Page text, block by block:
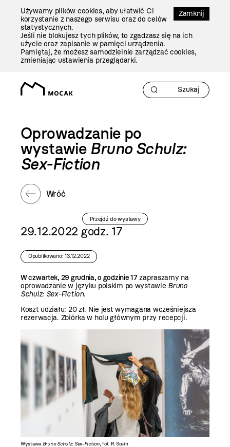
Zamknij
Używamy plików cookies, aby ułatwić Ci
korzystanie z naszego serwisu oraz do celów
statystycznych.
Jeśli nie blokujesz tych plików, to zgadzasz się na ich
użycie oraz zapisanie w pamięci urządzenia.
Pamiętaj, że możesz samodzielnie zarządzać cookies,
zmieniając ustawienia przeglądarki.
Oprowadzanie po
wystawie Bruno Schulz:
Sex-Fiction
Wróć
Przejdź do wystawy
29.12.2022 godz. 17
Opublikowano: 13.12.2022
W czwartek, 29 grudnia, o godzinie 17zapraszamy na
oprowadzanie w języku polskim po wystawie Bruno
Schulz: Sex-Fiction.
Koszt udziału: 20 zł. Nie jest wymagana wcześniejsza
rezerwacja. Zbiórka w holu głównym przy recepcji.
Wystawa Bruno Schulz: Sex-Fiction, fot. R. Sosin